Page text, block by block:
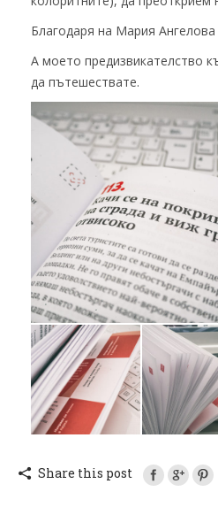
Благодаря на Мария
А моето предизвикателство
да пътешествате.
Share this post